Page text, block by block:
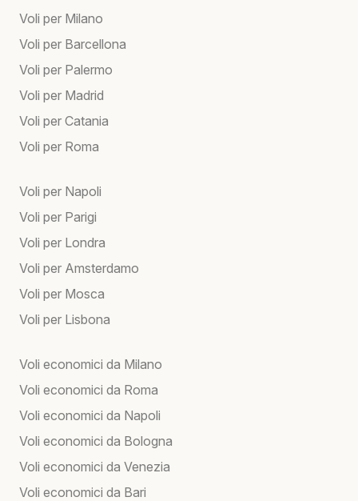
Voli per Milano
Voli per Barcellona
Voli per Palermo
Voli per Madrid
Voli per Catania
Voli per Roma
Voli per Napoli
Voli per Parigi
Voli per Londra
Voli per Amsterdamo
Voli per Mosca
Voli per Lisbona
Voli economici da Milano
Voli economici da Roma
Voli economici da Napoli
Voli economici da Bologna
Voli economici da Venezia
Voli economici da Bari